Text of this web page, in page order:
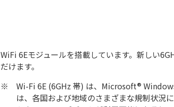
WiFi 6Eモジュールを搭載しています。新しい
だけます。
※
Wi-Fi 6E (6GHz 帯) は、Microsoft®
は、各国および地域のさまざまな規制状況